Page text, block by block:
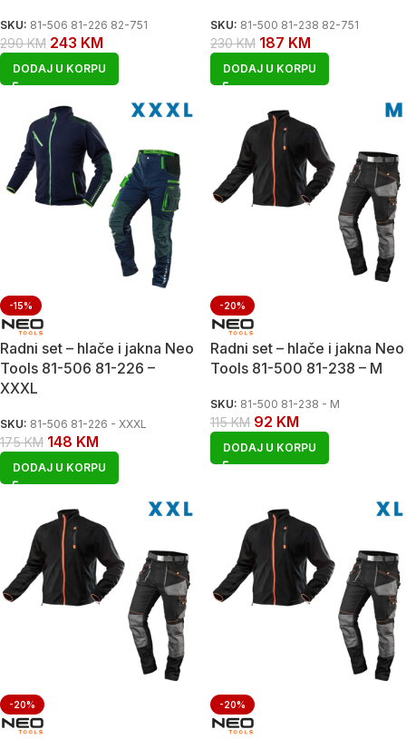
SKU: 81-506 81-226 82-751
290KM 243 KM
DODAJ U KORPU
SKU: 81-500 81-238 82-751
230KM 187 KM
DODAJ U KORPU
-15%
Radni set – hlače i jakna Neo
Tools 81-506 81-226 –
XXXL
SKU: 81-506 81-226 - XXXL
175KM 148 KM
DODAJ U KORPU
-20%
Radni set – hlače i jakna Neo
Tools 81-500 81-238 – M
SKU: 81-500 81-238 - M
115KM 92 KM
DODAJ U KORPU
-20% -20%